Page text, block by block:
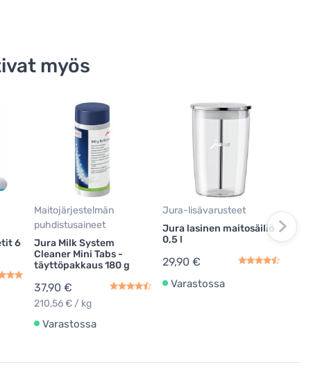
myös
6
Maitojärjestelmän
puhdistusaineet
Jura Milk System
Cleaner Mini Tabs -
täyttöpakkaus 180 g
37,90 €
210,56 € / kg
Varastossa
Jura-lisävarusteet
Jura lasinen maitosäiliö
0,5 l
29,90 €
Varastossa